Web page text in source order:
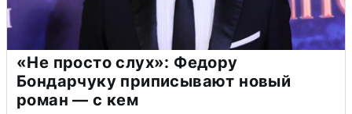
«Не просто слух»: Федору
Бондарчуку приписывают новый
роман — с кем